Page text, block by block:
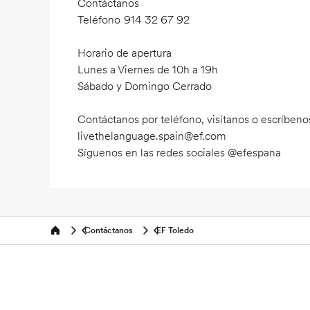
Teléfono 914 32 67 92
Horario de apertura
Lunes a Viernes de 10h a 19h
Sábado y Domingo Cerrado
Contáctanos por teléfono, visítanos o
livethelanguage.spain@ef.com
Síguenos en las redes sociales @efespana
Home Contáctanos EF Toledo